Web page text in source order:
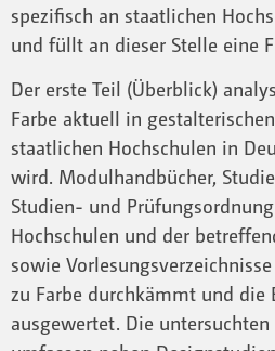
spezifisch an staatlichen
und füllt an dieser Stelle eine
Der erste Teil (Überblick)
Farbe aktuell in
staatlichen Hochschulen in
wird. Modulhandbücher,
Studien- und
Hochschulen und der
sowie
zu Farbe durchkämmt und die
ausgewertet. Die